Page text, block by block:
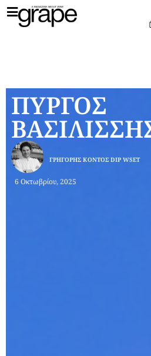
ΠΥΡΓΟΣ
6 Οκτωβρίου, 2025
ΓΡΗΓΌΡΗΣ ΚΌΝΤΟΣ DIP WSET